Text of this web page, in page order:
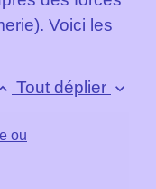
Voici les
Tout déplier keyboard_arrow_down
ou